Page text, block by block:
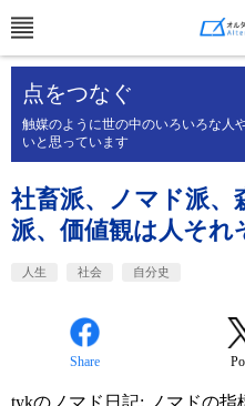
点をつなぐ
触媒のように世の中のいろいろな人
いと思っています
社畜派、ノマド派、
派、価値観は人それ
人生 社会 自分史
Share
tykのノマド日記: ノマドの